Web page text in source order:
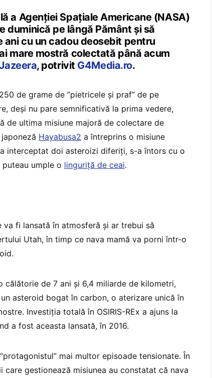
a Agenției Spațiale Americane (NASA)
duminică pe lângă Pământ și să
ani cu un cadou deosebit pentru
mare mostră colectată până acum
, potrivit G4Media.ro.
de grame de ”pietricele și praf” de pe
deși nu pare semnificativă la prima vedere,
de ultima misiune majoră de colectare de
Hayabusa2 a întreprins o misiune
a interceptat doi asteroizi diferiți, s-a întors cu o
umple o linguriță de ceai.
fi lansată în atmosferă și ar trebui să
Utah, în timp ce nava mamă va porni într-o
călătorie de 7 ani și 6,4 miliarde de kilometri,
asteroid bogat în carbon, o aterizare unică în
Investiția totală în OSIRIS-REx a ajuns la
a fost aceasta lansată, în 2016.
mai multor episoade tensionate. În
gestionează misiunea au constatat că nava